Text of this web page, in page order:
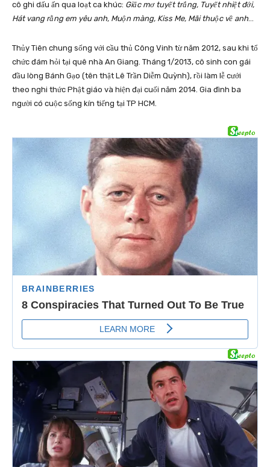
cô ghi dấu ấn qua loạt ca khúc: Giấc mơ tuyết trắng, Tuyết nhiệt đới,
Hát vang rằng em yêu anh, Muộn màng, Kiss Me, Mãi thuộc về anh
Thủy Tiên chung sống với cầu thủ Công Vinh từ năm 2012, sau khi tổ
chức đám hỏi tại quê nhà An Giang. Tháng 1/2013, cô sinh con gái
đầu lòng Bánh Gạo (tên thật Lê Trần Diễm Quỳnh), rồi làm lễ cưới
theo nghi thức Phật giáo và hiện đại cuối năm 2014. Gia đình ba
người có cuộc sống kín tiếng tại TP HCM.